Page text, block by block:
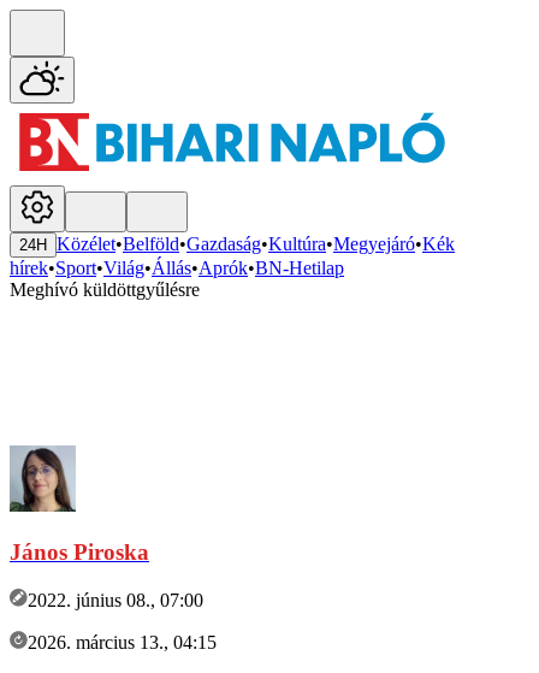
24H Közélet•Belföld•Gazdaság•Kultúra•Megyejáró•Kék
hírek•Sport•Világ•Állás•Aprók•BN-Hetilap
Meghívó küldöttgyűlésre
János Piroska
2022. június 08., 07:00
2026. március 13., 04:15